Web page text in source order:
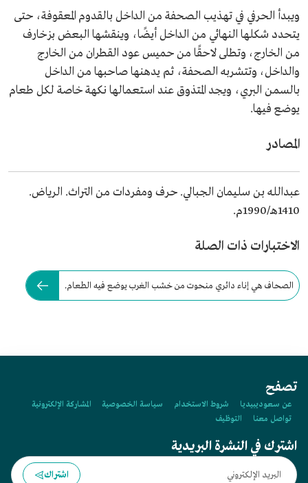
ويبدأ الحرفي في تهذيب الصحفة من الداخل بالقدوم المعقوفة، حتى
يتحدد شكلها النهائي من الداخل أيضًا، وينقشها البعض بزخارف
من الخارج، وتطلى لاحقًا من حميس عود القطران من الخارج
والداخل، وتتشربه الصحفة، ثم يدهنها صاحبها من الداخل
بالسمن البري، ويجد المتذوق عند استعمالها نكهة خاصة لكل طعام
يوضع فيها.
المصادر
عبدالله بن سليمان الجبالي. حرف ومفردات من التراث. الرياض.
1410هـ/1990م.
الاختبارات ذات الصلة
الصحاف هي إناء دائري منحوت من خشب الغرب يوضع فيه الطعام.
تصفح
عن سعوديبيديا شروط الاستخدام سياسة الخصوصية
المشاركة الإلكترونية
تواصل معنا
التوظيف
اشترك في النشرة البريدية
اشتراك